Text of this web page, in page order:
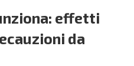
effetti
da